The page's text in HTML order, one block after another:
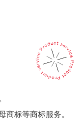
商标等商标服务。